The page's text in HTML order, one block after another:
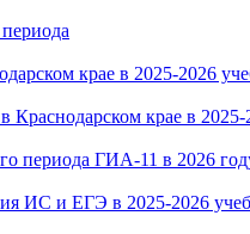
крае в 2025-2026
Краснодарском крае в
периода ГИА-11 в 2026
ИС и ЕГЭ в 2025-2026